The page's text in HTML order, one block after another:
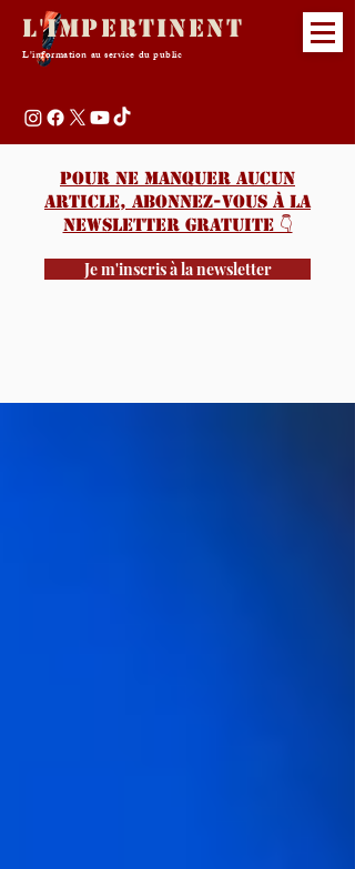
L'Impertinent
L'information au service du public
Pour ne manquer aucun
article, abonnez-vous à la
newsletter gratuite 👇️
Je m'inscris à la newsletter